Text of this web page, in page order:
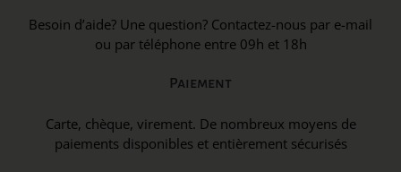
Besoin d’aide? Une question? Contactez-nous par e-mail
ou par téléphone entre 09h et 18h
Paiement
Carte, chèque, virement. De nombreux moyens de
paiements disponibles et entièrement sécurisés